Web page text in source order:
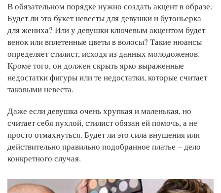
В обязательном порядке нужно создать акцент в образе.
Будет ли это букет невесты для девушки и бутоньерка
для жениха? Или у девушки ключевым акцентом будет
венок или вплетенные цветы в волосы? Такие нюансы
определяет стилист, исходя из данных молодоженов.
Кроме того, он должен скрыть ярко выраженные
недостатки фигуры или те недостатки, которые считает
таковыми невеста.
Даже если девушка очень хрупкая и маленькая, но
считает себя пухлой, стилист обязан ей помочь, а не
просто отмахнуться. Будет ли это сила внушения или
действительно правильно подобранное платье – дело
конкретного случая.